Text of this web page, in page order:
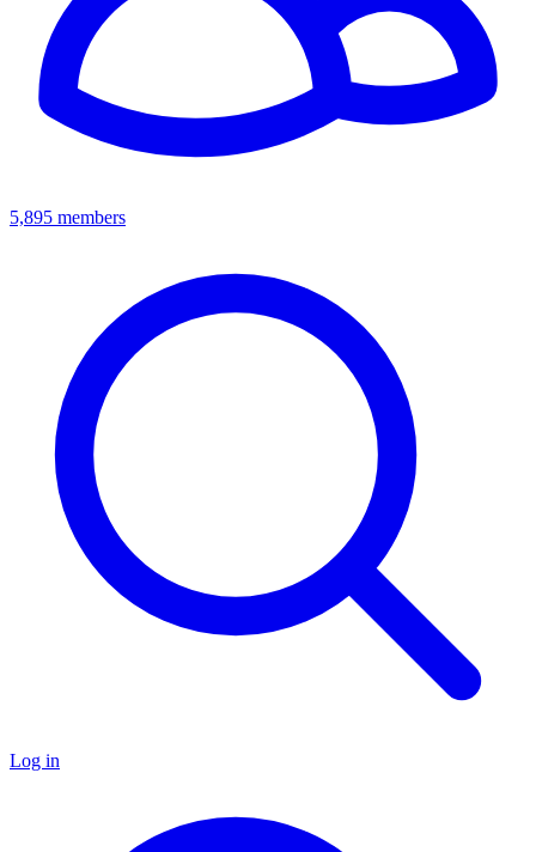
5,895 members
Log in